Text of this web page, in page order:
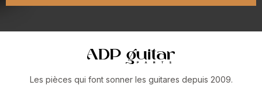
Les pièces qui font sonner les guitares depuis 2009.